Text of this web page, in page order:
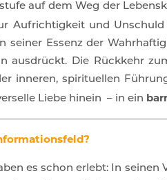
auf dem Weg der
Aufrichtigkeit und Unschuld
seiner Essenz der
ausdrückt. Die Rückkehr
inneren, spirituellen
Liebe hinein – in ein
es schon erlebt: In